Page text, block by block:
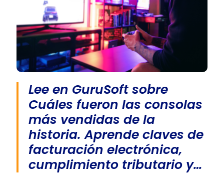
Lee en GuruSoft sobre
Cuáles fueron las consolas
más vendidas de la
historia. Aprende claves de
facturación electrónica,
cumplimiento tributario y…